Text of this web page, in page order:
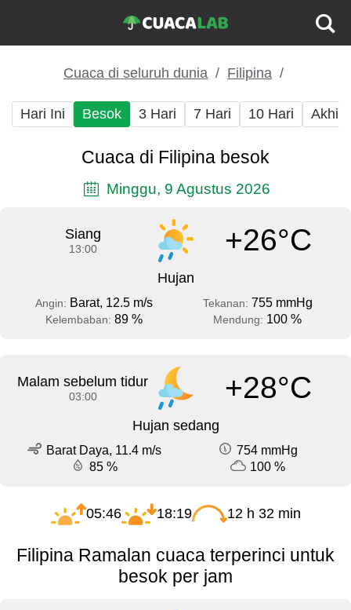
Cuaca di seluruh dunia Filipina
Hari Ini Besok 3 Hari 7 Hari 10 Hari Akhir
Cuaca di Filipina besok
Minggu, 9 Agustus 2026
Siang
13:00 +26°C
Hujan
Angin: Barat, 12.5 m/s Tekanan: 755 mmHg
Kelembaban: 89 % Mendung: 100 %
Malam sebelum tidur
03:00 +28°C
Hujan sedang
Barat Daya, 11.4 m/s
754 mmHg
85 %
100 %
05:46 18:19 12 h 32 min
Filipina Ramalan cuaca terperinci untuk
besok per jam